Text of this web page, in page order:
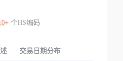
个HS编码
交易日期分布